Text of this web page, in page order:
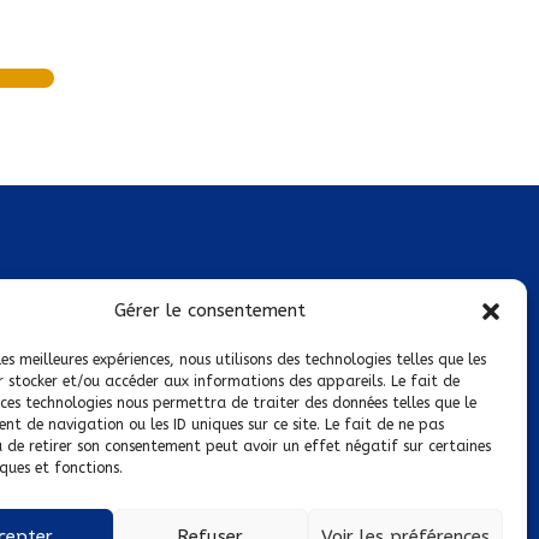
Gérer le consentement
meilleures expériences, nous utilisons des technologies telles que les
stocker et/ou accéder aux informations des appareils. Le fait de
technologies nous permettra de traiter des données telles que le
de navigation ou les ID uniques sur ce site. Le fait de ne pas
de retirer son consentement peut avoir un effet négatif sur certaines
et fonctions.
de confidentialité
de cookies
suivre sur :